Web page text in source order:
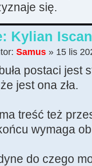
się.
Kylian
Samus » 15 lis
postaci jest
jest ona zła.
treść też
wymaga
do czego